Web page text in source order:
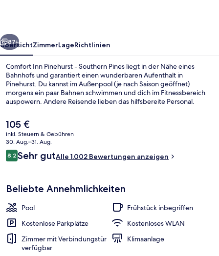
Weiter
87+
ÜbersichtZimmerLageRichtlinien
Comfort Inn Pinehurst - Southern Pines liegt in der Nähe eines
Bahnhofs und garantiert einen wunderbaren Aufenthalt in
Pinehurst. Du kannst im Außenpool (je nach Saison geöffnet)
morgens ein paar Bahnen schwimmen und dich im Fitnessbereich
auspowern. Andere Reisende lieben das hilfsbereite Personal.
Der
aktuelle
Preis
beträgt
105 €.
105 €
inkl. Steuern & Gebühren
30. Aug.–31. Aug.
Bewertungen
8,28,2 von 10.
Sehr gutAlle 1.002 Bewertungen anzeigen
Beliebte Annehmlichkeiten
Pool
Frühstück inbegriffen
Kostenlose Parkplätze
Kostenloses WLAN
Zimmer mit Verbindungstür
verfügbar
Klimaanlage